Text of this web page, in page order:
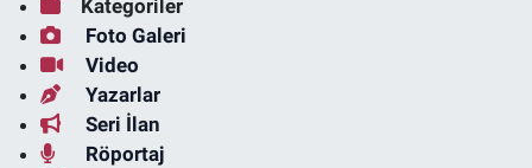
Kategoriler
Foto Galeri
Video
Yazarlar
Seri İlan
Röportaj